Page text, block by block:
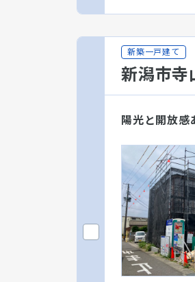
新築一戸建て
新潟市寺
陽光と開放感